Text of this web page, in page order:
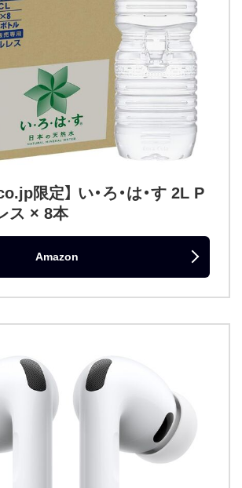
限定】 い・ろ・は・す 2L P
ス × 8本
Amazon